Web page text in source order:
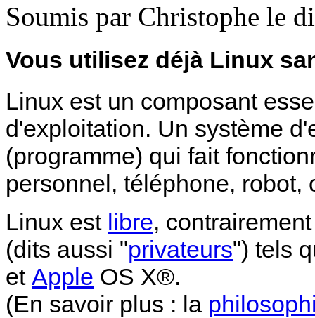
Soumis par Christophe le
Vous utilisez déjà Linux
Linux est un composant
d'exploitation. Un système
(programme) qui fait
personnel, téléphone, robot,
Linux est libre,
(dits aussi "privateurs") tels
et Apple OS X®.
(En savoir plus : la